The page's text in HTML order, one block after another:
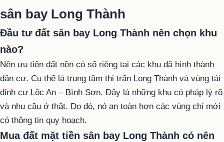
sân bay Long Thành
Đầu tư đất sân bay Long Thành nên chọn khu
nào?
Nên ưu tiên đất nền có sổ riêng tại các khu đã hình thành
dân cư. Cụ thể là trung tâm thị trấn Long Thành và vùng tái
định cư Lộc An – Bình Sơn. Đây là những khu có pháp lý rõ
và nhu cầu ở thật. Do đó, nó an toàn hơn các vùng chỉ mới
có thông tin quy hoạch.
Mua đất mặt tiền sân bay Long Thành có nên